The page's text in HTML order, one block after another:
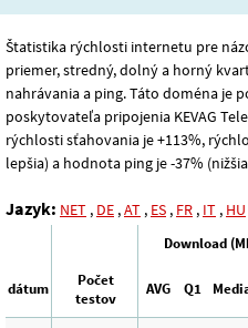
Štatistika rýchlosti internetu pre
priemer, stredný, dolný a horný
nahrávania a ping. Táto doména je
poskytovateľa pripojenia KEVAG
rýchlosti sťahovania je +113%,
lepšia) a hodnota ping je -37%
Jazyk: NET , DE ,AT , ES , FR , IT , HU
Download
dátum
Počet
testov
AVG Q1